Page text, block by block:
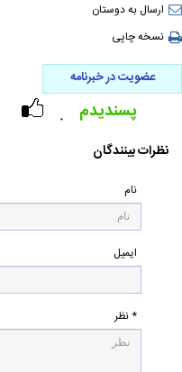
ارسال به دوستان
نسخه چاپی
عضویت در خبرنامه
۰ پسندیدم
نظرات بینندگان
نام
ایمیل
* نظر